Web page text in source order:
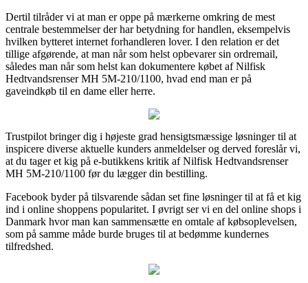
Dertil tilråder vi at man er oppe på mærkerne omkring de mest
centrale bestemmelser der har betydning for handlen, eksempelvis
hvilken bytteret internet forhandleren lover. I den relation er det
tillige afgørende, at man når som helst opbevarer sin ordremail,
således man når som helst kan dokumentere købet af Nilfisk
Hedtvandsrenser MH 5M-210/1100, hvad end man er på
gaveindkøb til en dame eller herre.
Trustpilot bringer dig i højeste grad hensigtsmæssige løsninger til at
inspicere diverse aktuelle kunders anmeldelser og derved foreslår vi,
at du tager et kig på e-butikkens kritik af Nilfisk Hedtvandsrenser
MH 5M-210/1100 før du lægger din bestilling.
Facebook byder på tilsvarende sådan set fine løsninger til at få et kig
ind i online shoppens popularitet. I øvrigt ser vi en del online shops i
Danmark hvor man kan sammensætte en omtale af købsoplevelsen,
som på samme måde burde bruges til at bedømme kundernes
tilfredshed.